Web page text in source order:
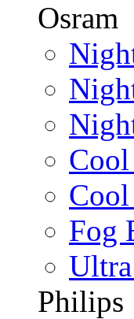
Osram
Fog
Philips